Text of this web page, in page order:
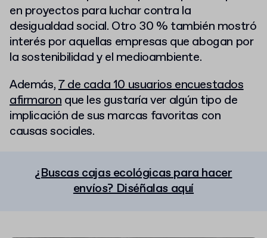
en proyectos para luchar contra la
desigualdad social. Otro 30 % también mostró
interés por aquellas empresas que abogan por
la sostenibilidad y el medioambiente.
Además,7 de cada 10 usuarios encuestados
afirmaronque les gustaría ver algún tipo de
implicación de sus marcas favoritas con
causas sociales.
¿Buscas cajas ecológicas para hacer
envíos? Diséñalas aquí